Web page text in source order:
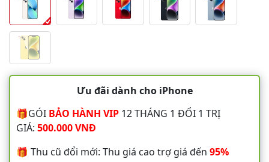
Ưu đãi dành cho iPhone
🎁GÓI BẢO HÀNH VIP 12 THÁNG 1 ĐỔI 1 TRỊ
GIÁ: 500.000 VNĐ
🎁 Thu cũ đổi mới: Thu giá cao trợ giá đến 95%